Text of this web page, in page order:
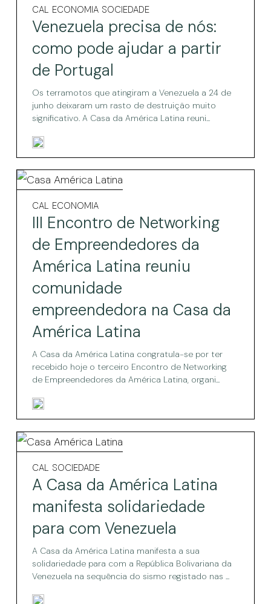
como
pode
ajudar
partir
de
Portugal
Venezuela
precisa
de
nós:
como
pode
a
partir
de
CAL ECONOMIA SOCIEDADE
Venezuela precisa de nós:
como pode ajudar a partir
de Portugal
Os terramotos que atingiram a Venezuela a 24 de
junho deixaram um rasto de destruição muito
significativo. A Casa da América Latina reuni...
III
Encontro
Networking
Empreendedores
América
Latina
reuniu
comunidade
Casa
da
América
Latina
III
Encontro
de
Networking
de
Empreendedores
América
reuniu
comunidade
empreendedora
na
Casa
da
América
Latina
CAL ECONOMIA
III Encontro de Networking
de Empreendedores da
América Latina reuniu
comunidade
empreendedora na Casa da
América Latina
A Casa da América Latina congratula-se por ter
recebido hoje o terceiro Encontro de Networking
de Empreendedores da América Latina, organi...
A
Casa
manifesta
solidariedade
para
com
A
Casa
da
América
Latina
manifesta
solidariedade
para
com
Venezuela
CAL SOCIEDADE
A Casa da América Latina
manifesta solidariedade
para com Venezuela
A Casa da América Latina manifesta a sua
solidariedade para com a República Bolivariana da
Venezuela na sequência do sismo registado nas ...